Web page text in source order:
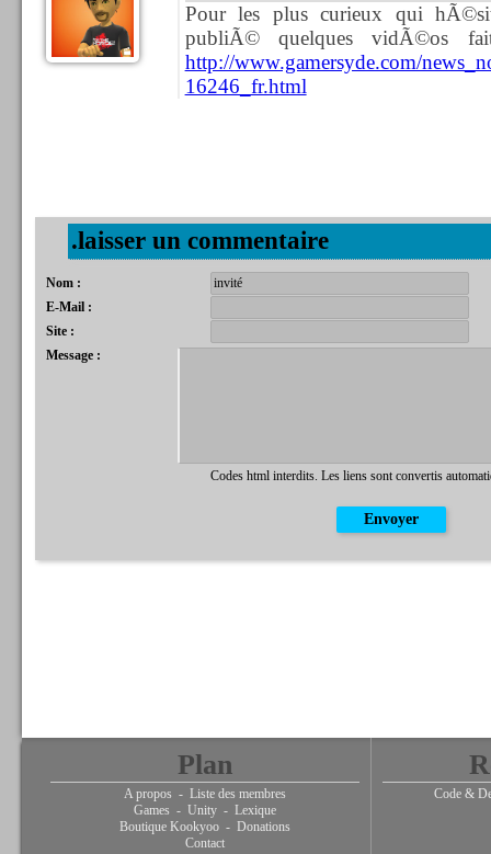
Pour les plus curieux qui
publiÃ© quelques vidÃ©os
http://www.gamersyde.com/
16246_fr.html
.laisser un commentaire
Nom :
E-Mail :
Site :
Message :
Codes html interdits. Les liens sont convertis
Plan
A propos - Liste des membres
Games - Unity - Lexique
Boutique Kookyoo - Donations
Contact
Code &